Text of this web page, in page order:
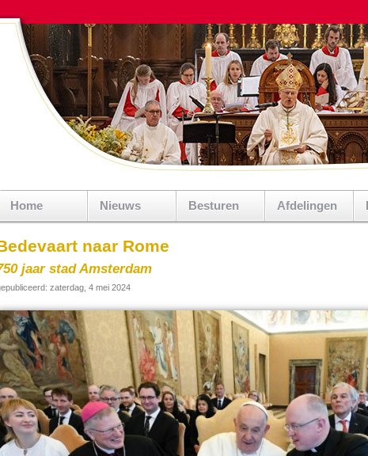
Home Nieuws Besturen Afdelingen
naar Rome
jaar stad Amsterdam
zaterdag, 4 mei 2024